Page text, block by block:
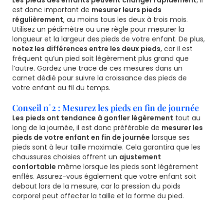
est donc important de mesurer leurs pieds
régulièrement, au moins tous les deux à trois mois.
Utilisez un pédimètre ou une règle pour mesurer la
longueur et la largeur des pieds de votre enfant. De plus,
notez les différences entre les deux pieds, car il est
fréquent qu’un pied soit légèrement plus grand que
l’autre. Gardez une trace de ces mesures dans un
carnet dédié pour suivre la croissance des pieds de
votre enfant au fil du temps.
Conseil n°2 : Mesurez les pieds en fin de journée
Les pieds ont tendance à gonfler légèrement tout au
long de la journée, il est donc préférable de mesurer les
pieds de votre enfant en fin de journée lorsque ses
pieds sont à leur taille maximale. Cela garantira que les
chaussures choisies offrent un ajustement
confortable même lorsque les pieds sont légèrement
enflés. Assurez-vous également que votre enfant soit
debout lors de la mesure, car la pression du poids
corporel peut affecter la taille et la forme du pied.